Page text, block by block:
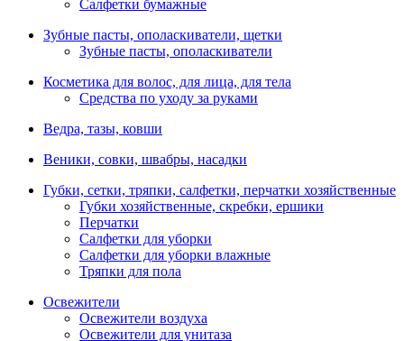
Салфетки бумажные
Зубные пасты, ополаскиватели, щетки
Зубные пасты, ополаскиватели
Косметика для волос, для лица, для тела
Средства по уходу за руками
Ведра, тазы, ковши
Веники, совки, швабры, насадки
Губки, сетки, тряпки, салфетки, перчатки хозяйственные
Губки хозяйственные, скребки, ершики
Перчатки
Салфетки для уборки
Салфетки для уборки влажные
Тряпки для пола
Освежители
Освежители воздуха
Освежители для унитаза